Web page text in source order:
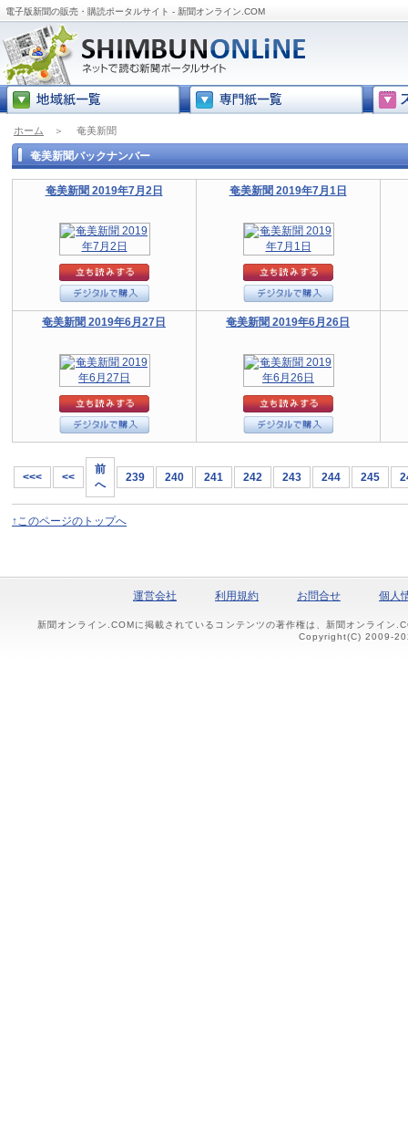
電子版新聞の販売・購読ポータルサイト - 新聞オンライン.COM
ホーム ＞ 奄美新聞
奄美新聞バックナンバー
奄美新聞 2019年7月2日 奄美新聞 2019年7月1日
奄美新聞 2019年6月27日 奄美新聞 2019年6月26日
<<< <<
前
へ
239 240 241 242 243 244 245
↑このページのトップへ
運営会社 利用規約 お問合せ 個人
新聞オンライン.COMに掲載されているコンテンツの著作権は、新聞オンライン
Copyright(C) 2009-